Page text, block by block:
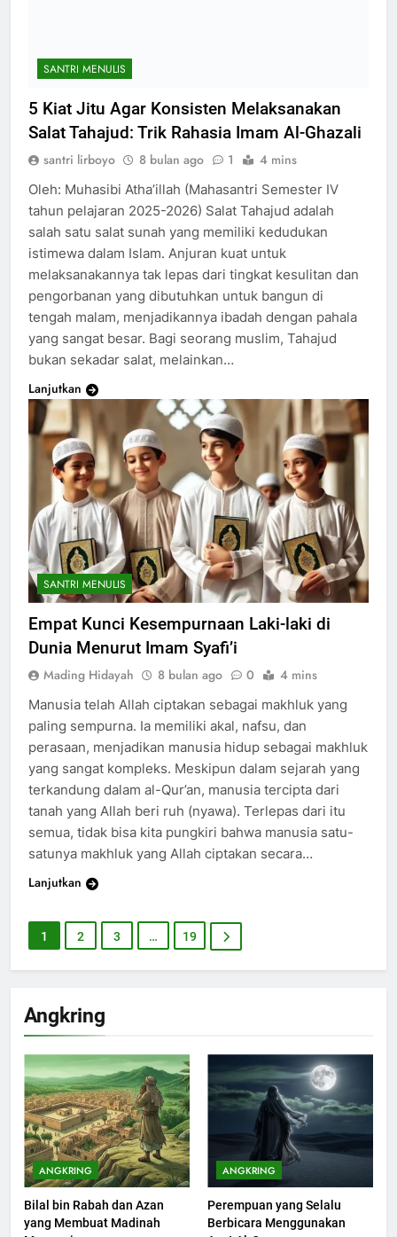
Angkring
ANGKRING
Bilal bin Rabah dan Azan
yang Membuat Madinah
ANGKRING
Perempuan yang Selalu
Berbicara Menggunakan
200
Khutbah Idul Fitri di Rumah
KHUTBAH
201
Khutbah jumat: Sejarah
Seebagai Pembangkit Jiwa
KHUTBAH
202
KHUTBAH
203
1
Khutbah Jumat: Mengapa Orang
Dengki Tak Akan Pernah
Berjaya?
KHUTBAH
2
Khutbah Jumat: Melihat
SANTRI MENULIS
5 Kiat Jitu Agar Konsisten Melaksanakan
Salat Tahajud: Trik Rahasia Imam Al-Ghazali
santri lirboyo 8 bulan ago 1 4 mins
Oleh: Muhasibi Atha’illah (Mahasantri Semester IV
tahun pelajaran 2025-2026) Salat Tahajud adalah
salah satu salat sunah yang memiliki kedudukan
istimewa dalam Islam. Anjuran kuat untuk
melaksanakannya tak lepas dari tingkat kesulitan dan
pengorbanan yang dibutuhkan untuk bangun di
tengah malam, menjadikannya ibadah dengan pahala
yang sangat besar. Bagi seorang muslim, Tahajud
bukan sekadar salat, melainkan…
Lanjutkan
SANTRI MENULIS
Empat Kunci Kesempurnaan Laki-laki di
Dunia Menurut Imam Syafi’i
Mading Hidayah 8 bulan ago 0 4 mins
Manusia telah Allah ciptakan sebagai makhluk yang
paling sempurna. Ia memiliki akal, nafsu, dan
perasaan, menjadikan manusia hidup sebagai makhluk
yang sangat kompleks. Meskipun dalam sejarah yang
terkandung dalam al-Qur’an, manusia tercipta dari
tanah yang Allah beri ruh (nyawa). Terlepas dari itu
semua, tidak bisa kita pungkiri bahwa manusia satu-
satunya makhluk yang Allah ciptakan secara…
Lanjutkan
1 2 3 … 19